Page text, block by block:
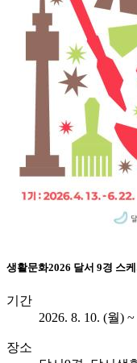
생활문화2026 달서 9경 스
기간
2026. 8. 10. (월)
장소